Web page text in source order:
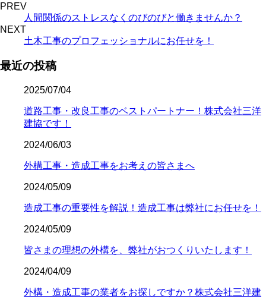
PREV
人間関係のストレスなくのびのびと働きませんか？
NEXT
土木工事のプロフェッショナルにお任せを！
最近の投稿
2025/07/04
道路工事・改良工事のベストパートナー！株式会社三洋
建協です！
2024/06/03
外構工事・造成工事をお考えの皆さまへ
2024/05/09
造成工事の重要性を解説！造成工事は弊社にお任せを！
2024/05/09
皆さまの理想の外構を、弊社がおつくりいたします！
2024/04/09
外構・造成工事の業者をお探しですか？株式会社三洋建